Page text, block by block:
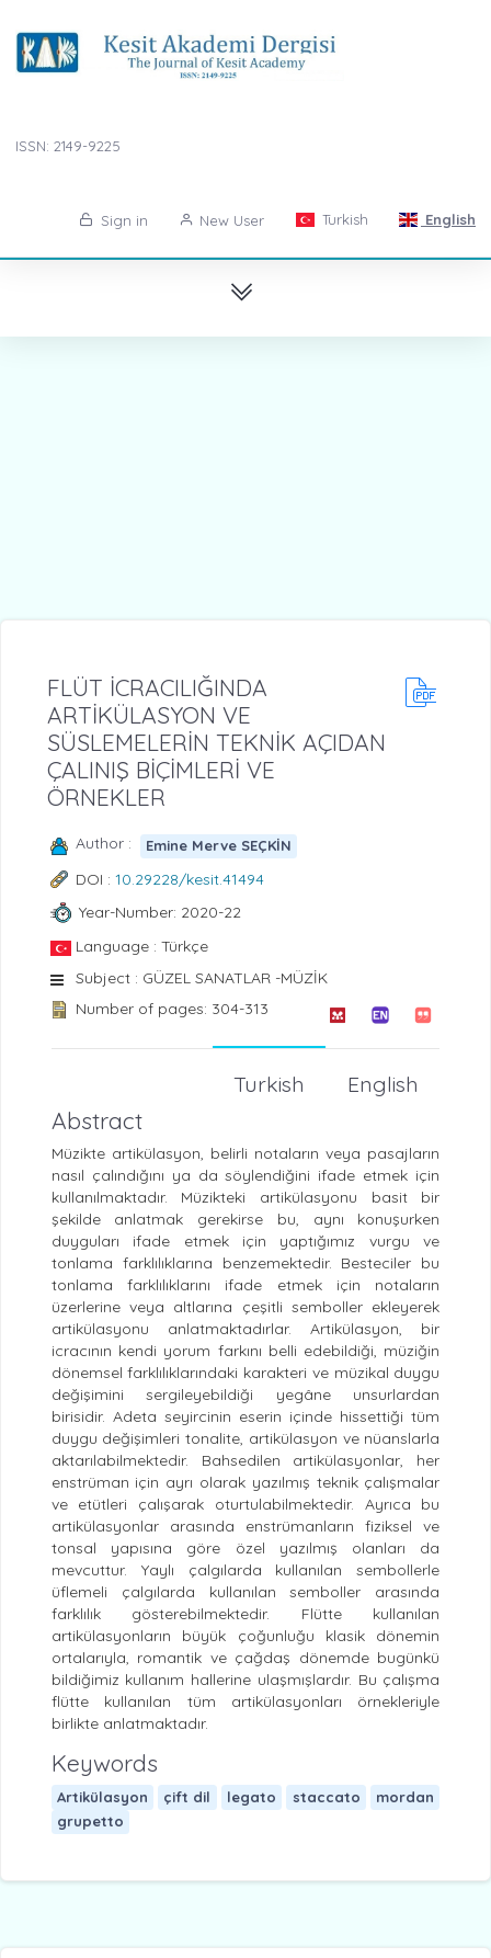
ISSN: 2149-9225
Sign in New User Turkish English
FLÜT İCRACILIĞINDA
ARTİKÜLASYON VE
SÜSLEMELERİN TEKNİK AÇIDAN
ÇALINIŞ BİÇİMLERİ VE
ÖRNEKLER
Author : Emine Merve SEÇKİN
DOI : 10.29228/kesit.41494
Year-Number: 2020-22
Language : Türkçe
Subject : GÜZEL SANATLAR -MÜZİK
Number of pages: 304-313
English
Turkish
Abstract
Müzikte artikülasyon, belirli notaların veya pasajların
nasıl çalındığını ya da söylendiğini ifade etmek için
kullanılmaktadır. Müzikteki artikülasyonu basit bir
şekilde anlatmak gerekirse bu, aynı konuşurken
duyguları ifade etmek için yaptığımız vurgu ve
tonlama farklılıklarına benzemektedir. Besteciler bu
tonlama farklılıklarını ifade etmek için notaların
üzerlerine veya altlarına çeşitli semboller ekleyerek
artikülasyonu anlatmaktadırlar. Artikülasyon, bir
icracının kendi yorum farkını belli edebildiği, müziğin
dönemsel farklılıklarındaki karakteri ve müzikal duygu
değişimini sergileyebildiği yegâne unsurlardan
birisidir. Adeta seyircinin eserin içinde hissettiği tüm
duygu değişimleri tonalite, artikülasyon ve nüanslarla
aktarılabilmektedir. Bahsedilen artikülasyonlar, her
enstrüman için ayrı olarak yazılmış teknik çalışmalar
ve etütleri çalışarak oturtulabilmektedir. Ayrıca bu
artikülasyonlar arasında enstrümanların fiziksel ve
tonsal yapısına göre özel yazılmış olanları da
mevcuttur. Yaylı çalgılarda kullanılan sembollerle
üflemeli çalgılarda kullanılan semboller arasında
farklılık gösterebilmektedir. Flütte kullanılan
artikülasyonların büyük çoğunluğu klasik dönemin
ortalarıyla, romantik ve çağdaş dönemde bugünkü
bildiğimiz kullanım hallerine ulaşmışlardır. Bu çalışma
flütte kullanılan tüm artikülasyonları örnekleriyle
birlikte anlatmaktadır.
Keywords
Artikülasyon çift dil legato staccato
mordan
grupetto